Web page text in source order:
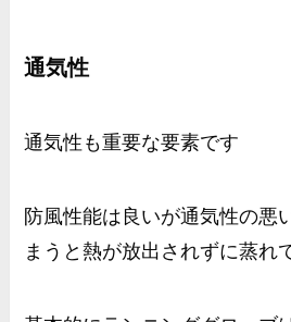
通気性
通気性も重要な要素です
防風性能は良いが通気性の悪
まうと熱が放出されずに蒸れ